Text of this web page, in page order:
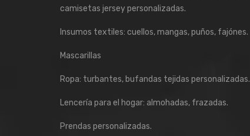
camisetas jersey personalizadas.
Insumos textiles: cuellos, mangas, puños, fajónes.
Mascarillas
Ropa: turbantes, bufandas tejidas personalizadas.
Lencería para el hogar: almohadas, frazadas.
Prendas personalizadas.